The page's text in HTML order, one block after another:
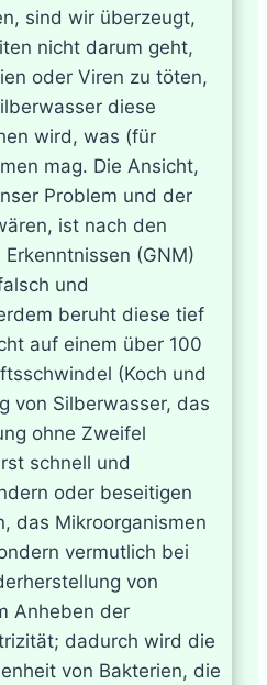
sind wir überzeugt,
nicht darum geht,
oder Viren zu töten,
diese
wird, was (für
mag. Die Ansicht,
Problem und der
ist nach den
(GNM)
und
beruht diese tief
auf einem über 100
(Koch und
von Silberwasser, das
ohne Zweifel
schnell und
oder beseitigen
das Mikroorganismen
vermutlich bei
von
Anheben der
dadurch wird die
von Bakterien, die